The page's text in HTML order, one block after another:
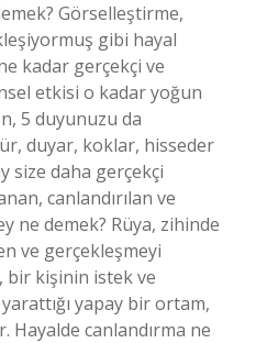
Görselleştirme,
gibi hayal
kadar gerçekçi ve
etkisi o kadar yoğun
5 duyunuzu da
duyar, koklar, hisseder
size daha gerçekçi
canlandırılan ve
ne demek? Rüya, zihinde
ve gerçekleşmeyi
bir kişinin istek ve
yapay bir ortam,
Hayalde canlandırma ne